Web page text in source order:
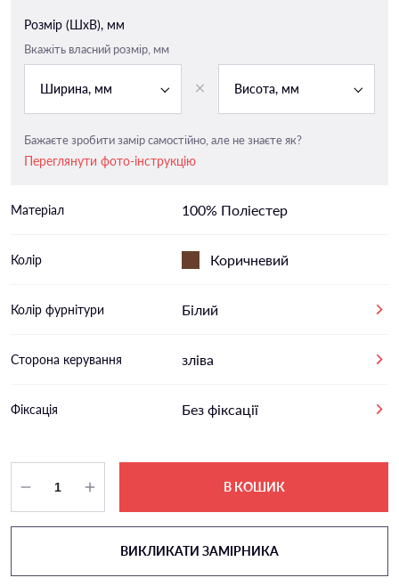
Розмір (ШxВ), мм
Вкажіть власний розмір, мм
Ширина, мм Висота, мм
Бажаєте зробити замір самостійно, але не знаєте як?
Переглянути фото-інструкцію
Матеріал 100% Поліестер
Колір Коричневий
Колір фурнітури Білий
Сторона керування зліва
Фіксація Без фіксації
В КОШИК
ВИКЛИКАТИ ЗАМІРНИКА